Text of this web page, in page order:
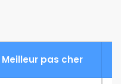
Meilleur pas cher